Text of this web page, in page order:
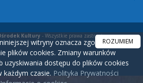
Kultury - Wszystkie prawa zastrzeżone.
witryny oznacza zgodę na
plików cookies. Zmiany warunków
uzyskiwania dostępu do plików cookies
czasie. Polityka Prywatności
ROZUMIEM